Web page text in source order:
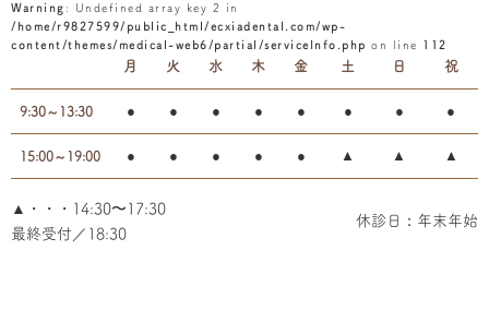
Warning : Undefined array key 2 in
/home/r9827599/public_html/ecxiadental.com/wp-
content/themes/medical-web6/partial/serviceInfo.php on line 112
月 火 水 木 金 土 日 祝
9:30～13:30 ● ● ● ● ● ● ● ●
15:00～19:00 ● ● ● ● ● ▲ ▲ ▲
▲・・・14:30〜17:30
最終受付／18:30
休診日：年末年始